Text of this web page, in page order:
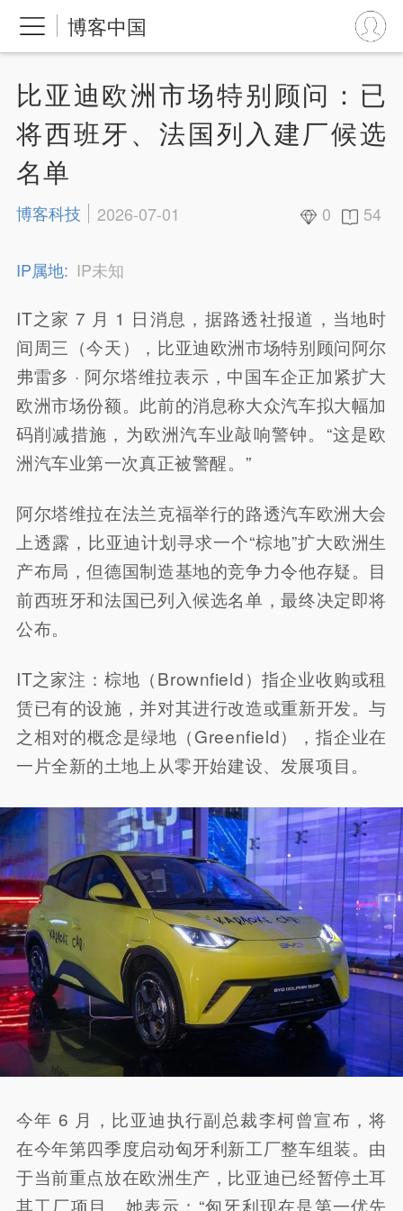
博客中国
比亚迪欧洲市场特别顾问：已
将西班牙、法国列入建厂候选
名单
博客科技 2026-07-01 0 54
IP属地: IP未知
IT之家 7 月 1 日消息，据路透社报道，当地时
间周三（今天），比亚迪欧洲市场特别顾问阿尔
弗雷多 · 阿尔塔维拉表示，中国车企正加紧扩大
欧洲市场份额。此前的消息称大众汽车拟大幅加
码削减措施，为欧洲汽车业敲响警钟。“这是欧
洲汽车业第一次真正被警醒。”
阿尔塔维拉在法兰克福举行的路透汽车欧洲大会
上透露，比亚迪计划寻求一个“棕地”扩大欧洲生
产布局，但德国制造基地的竞争力令他存疑。目
前西班牙和法国已列入候选名单，最终决定即将
公布。
IT之家注：棕地（Brownfield）指企业收购或租
赁已有的设施，并对其进行改造或重新开发。与
之相对的概念是绿地（Greenfield），指企业在
一片全新的土地上从零开始建设、发展项目。
今年 6 月，比亚迪执行副总裁李柯曾宣布，将
在今年第四季度启动匈牙利新工厂整车组装。由
于当前重点放在欧洲生产，比亚迪已经暂停土耳
其工厂项目。她表示：“匈牙利现在是第一优先